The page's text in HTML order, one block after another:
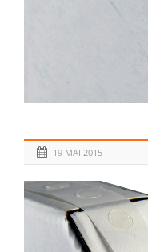
19 MAI 2015